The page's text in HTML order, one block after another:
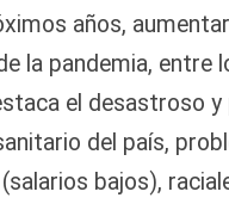
años,
la pandemia, entre
el desastroso y
del país,
bajos),